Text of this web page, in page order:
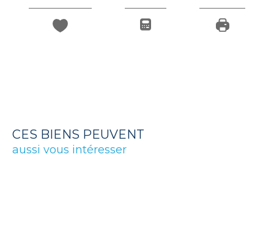
CES BIENS PEUVENT
aussi vous intéresser